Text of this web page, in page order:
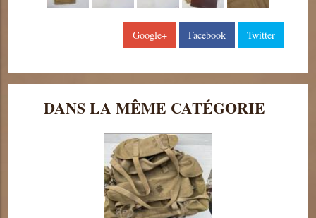
Google+ Facebook Twitter
DANS LA MÊME CATÉGORIE